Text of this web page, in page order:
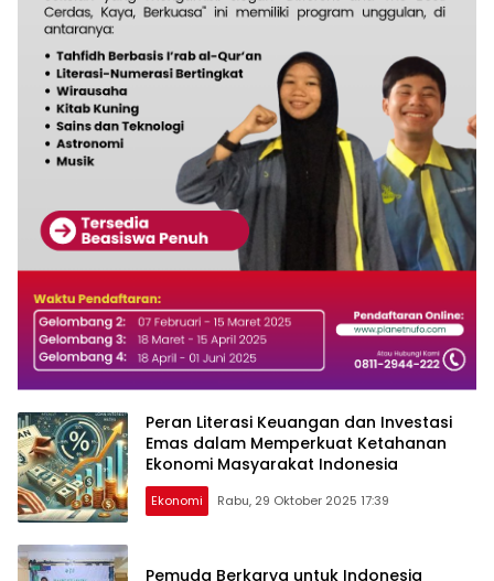
Peran Literasi Keuangan dan Investasi
Emas dalam Memperkuat Ketahanan
Ekonomi Masyarakat Indonesia
Ekonomi Rabu, 29 Oktober 2025 17:39
Pemuda Berkarya untuk Indonesia